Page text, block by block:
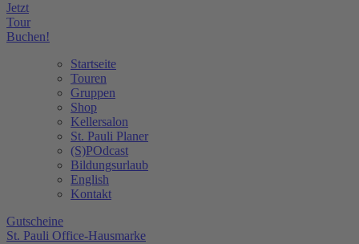
Jetzt
Tour
Buchen!
Startseite
Touren
Gruppen
Shop
Kellersalon
St. Pauli Planer
(S)POdcast
Bildungsurlaub
English
Kontakt
Gutscheine
St. Pauli Office-Hausmarke